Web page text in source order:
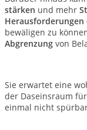
stärken und mehr
Herausforderungen
bewäligen zu
Abgrenzung von
Sie erwartet eine
der Daseinsraum
einmal nicht